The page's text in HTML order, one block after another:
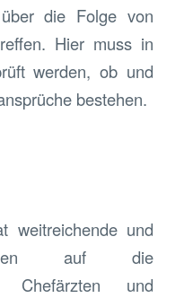
die Folge von
Hier muss in
werden, ob und
bestehen.
weitreichende und
auf die
Chefärzten und